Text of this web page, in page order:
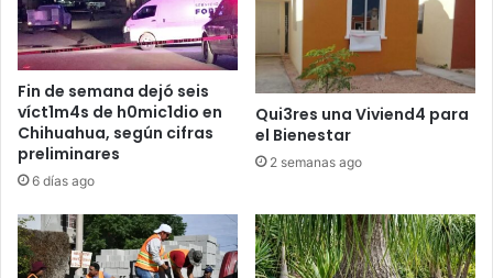
Fin de semana dejó seis
víct1m4s de h0mic1dio en
Chihuahua, según cifras
preliminares
6 días ago
Qui3res una Viviend4 para
el Bienestar
2 semanas ago